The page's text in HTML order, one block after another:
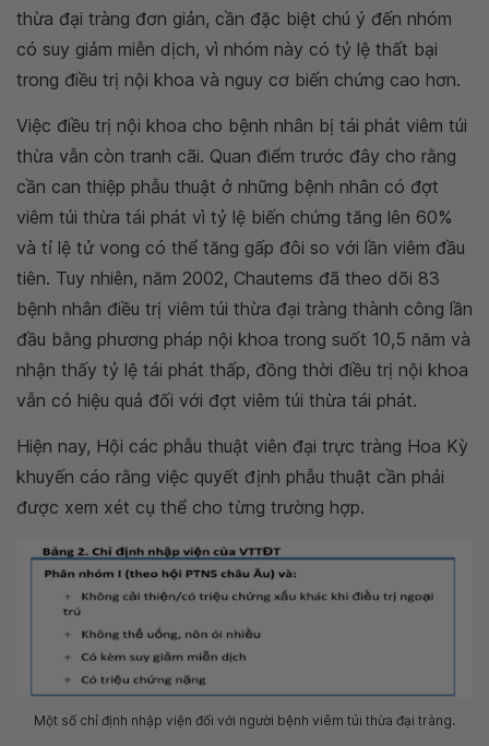
thừa đại tràng đơn giản, cần đặc biệt chú ý đến nhóm
có suy giảm miễn dịch, vì nhóm này có tỷ lệ thất bại
trong điều trị nội khoa và nguy cơ biến chứng cao hơn.
Việc điều trị nội khoa cho bệnh nhân bị tái phát viêm túi
thừa vẫn còn tranh cãi. Quan điểm trước đây cho rằng
cần can thiệp phẫu thuật ở những bệnh nhân có đợt
viêm túi thừa tái phát vì tỷ lệ biến chứng tăng lên 60%
và tỉ lệ tử vong có thể tăng gấp đôi so với lần viêm đầu
tiên. Tuy nhiên, năm 2002, Chautems đã theo dõi 83
bệnh nhân điều trị viêm túi thừa đại tràng thành công lần
đầu bằng phương pháp nội khoa trong suốt 10,5 năm và
nhận thấy tỷ lệ tái phát thấp, đồng thời điều trị nội khoa
vẫn có hiệu quả đối với đợt viêm túi thừa tái phát.
Hiện nay, Hội các phẫu thuật viên đại trực tràng Hoa Kỳ
khuyến cáo rằng việc quyết định phẫu thuật cần phải
được xem xét cụ thể cho từng trường hợp.
Một số chỉ định nhập viện đối với người bệnh viêm túi thừa đại tràng.